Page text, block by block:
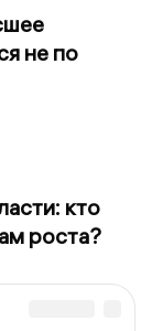
не по
кто
роста?